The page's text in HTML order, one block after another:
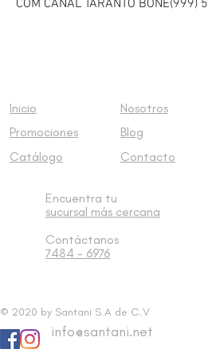
COM CANAL TARANTO BONE(999)
Inicio
Nosotros
Promociones
Blog
Catálogo
Contacto
Encuentra tu
sucursal más cercana
Contáctanos
7484 - 6976
© 2020 by Santani S.A de C.V
info@santani.net